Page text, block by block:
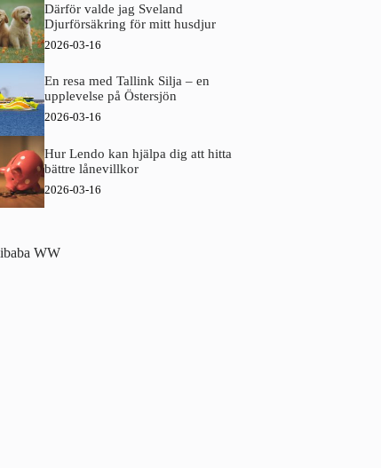
Därför valde jag Sveland
Djurförsäkring för mitt husdjur
2026-03-16
En resa med Tallink Silja – en
upplevelse på Östersjön
2026-03-16
Hur Lendo kan hjälpa dig att hitta
bättre lånevillkor
2026-03-16